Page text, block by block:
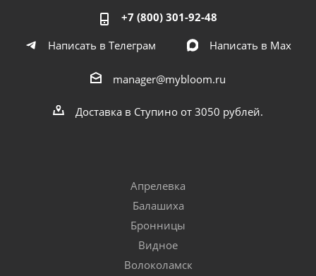
+7 (800) 301-92-48
Написать в Телеграм
Написать в Мах
manager@mybloom.ru
Доставка в Ступино от 3050 рублей.
Апрелевка
Балашиха
Бронницы
Видное
Волоколамск